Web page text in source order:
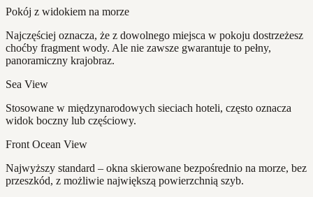
Pokój z widokiem na morze
Najczęściej oznacza, że z dowolnego miejsca w pokoju dostrzeżesz
choćby fragment wody. Ale nie zawsze gwarantuje to pełny,
panoramiczny krajobraz.
Sea View
Stosowane w międzynarodowych sieciach hoteli, często oznacza
widok boczny lub częściowy.
Front Ocean View
Najwyższy standard – okna skierowane bezpośrednio na morze, bez
przeszkód, z możliwie największą powierzchnią szyb.